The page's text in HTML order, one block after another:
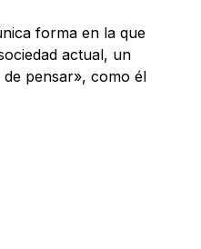
forma en la que
actual, un
pensar», como él